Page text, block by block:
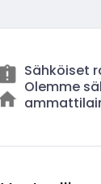
Sähköiset
Olemme